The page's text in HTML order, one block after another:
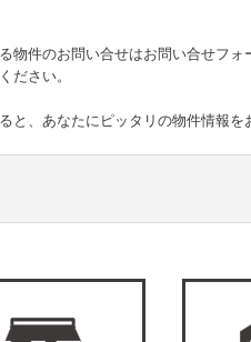
物件のお問い合せはお問い合せフォ
ださい。
と、あなたにピッタリの物件情報を